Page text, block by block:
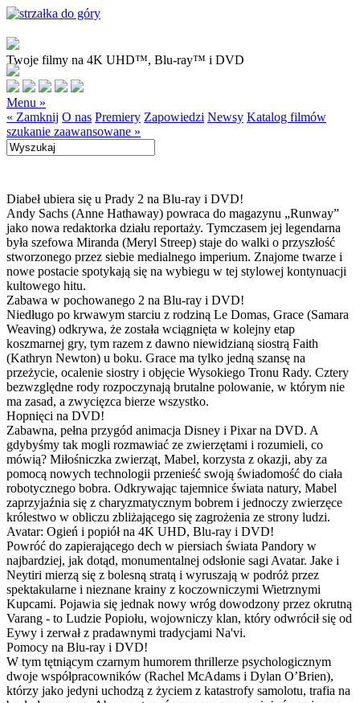
Twoje filmy na 4K UHD™, Blu-ray™ i DVD
Menu »
« Zamknij O nas Premiery Zapowiedzi Newsy Katalog filmów
szukanie zaawansowane »
Diabeł ubiera się u Prady 2 na Blu-ray i DVD!
Andy Sachs (Anne Hathaway) powraca do magazynu „Runway”
jako nowa redaktorka działu reportaży. Tymczasem jej legendarna
była szefowa Miranda (Meryl Streep) staje do walki o przyszłość
stworzonego przez siebie medialnego imperium. Znajome twarze i
nowe postacie spotykają się na wybiegu w tej stylowej kontynuacji
kultowego hitu.
Zabawa w pochowanego 2 na Blu-ray i DVD!
Niedługo po krwawym starciu z rodziną Le Domas, Grace (Samara
Weaving) odkrywa, że została wciągnięta w kolejny etap
koszmarnej gry, tym razem z dawno niewidzianą siostrą Faith
(Kathryn Newton) u boku. Grace ma tylko jedną szansę na
przeżycie, ocalenie siostry i objęcie Wysokiego Tronu Rady. Cztery
bezwzględne rody rozpoczynają brutalne polowanie, w którym nie
ma zasad, a zwycięzca bierze wszystko.
Hopnięci na DVD!
Zabawna, pełna przygód animacja Disney i Pixar na DVD. A
gdybyśmy tak mogli rozmawiać ze zwierzętami i rozumieli, co
mówią? Miłośniczka zwierząt, Mabel, korzysta z okazji, aby za
pomocą nowych technologii przenieść swoją świadomość do ciała
robotycznego bobra. Odkrywając tajemnice świata natury, Mabel
zaprzyjaźnia się z charyzmatycznym bobrem i jednoczy zwierzęce
królestwo w obliczu zbliżającego się zagrożenia ze strony ludzi.
Avatar: Ogień i popiół na 4K UHD, Blu-ray i DVD!
Powróć do zapierającego dech w piersiach świata Pandory w
najbardziej, jak dotąd, monumentalnej odsłonie sagi Avatar. Jake i
Neytiri mierzą się z bolesną stratą i wyruszają w podróż przez
spektakularne i nieznane krainy z koczowniczymi Wietrznymi
Kupcami. Pojawia się jednak nowy wróg dowodzony przez okrutną
Varang - to Ludzie Popiołu, wojowniczy klan, który odwrócił się od
Eywy i zerwał z pradawnymi tradycjami Na'vi.
Pomocy na Blu-ray i DVD!
W tym tętniącym czarnym humorem thrillerze psychologicznym
dwoje współpracowników (Rachel McAdams i Dylan O’Brien),
którzy jako jedyni uchodzą z życiem z katastrofy samolotu, trafia na